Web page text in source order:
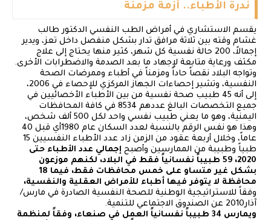
ندرة الأطباء.. أزمة مزمنة
يقسم الاستشاري في أمراض الطب النفسي الدكتور طالب
غشام وقته بين ثلاثة مرافق تدار بشكل منفصل داخل تعز، ويدير
إجمالاً، 200 حالة نفسية كل شهر، كثير منها يحتاج إلى علاج
مكثف ورعاية متابعة لإجهاد ما بعد الصدمة والاضطرابات الأخرى.
وتواجه البلاد نقصاً حاداً ومزمناً في أطباء وممرضات الصحة
النفسية، وتشير إحصاءات الجهاز المركزي للإحصاء في 2006،
إلى أنه 45 طبيب صحة نفسية من بين الأطباء الأخصائيين في
جميع التخصصات البالغ عددهم 8534 في كافة المحافظات
اليمنية، وهو ما يعني طبيب نفسي واحد لكل 500 ألف شخص،
وهذا هو نفس الرقم بالنسبة لعدد السكان عام 1980أي قبل 40
عاماً، وخلال أربعة عقود من الزمن زاد عدد الأطباء النفسيين 15
طبياً وطبيبة من الممارسين وأصبح إجمالي عدد الأطباء حتى
2020، 59 طبيباً نفسانياً فقط في البلاد، لكنهم موزعون
بشكل غير متساو على خمس محافظات فقط، فيما 18
محافظة لا يتوفر فيها أطباء للأمراض العقلية والنفسية،
وفقاً للاستراتيجية الوطنية للصحة النفسية الصادرة في مارس/
آذار2010 عن الصندوق الاجتماعي للتنمية.
ويمارس 34 طبيباً نفسانياً العمل في صنعاء، وفقاً لمنظمة